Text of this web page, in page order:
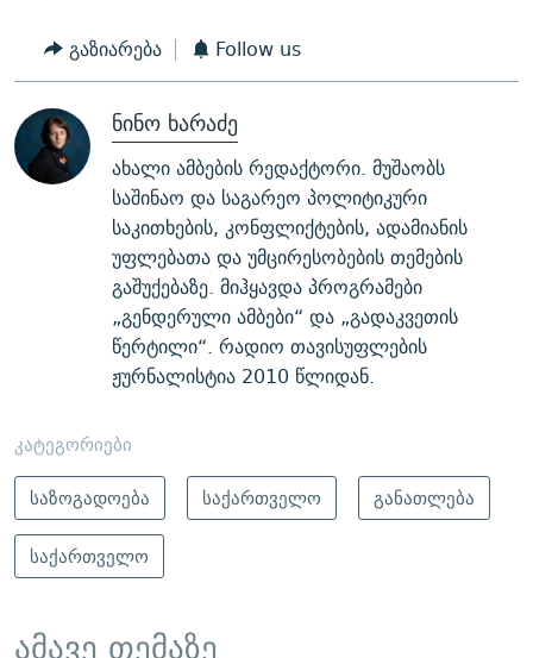
გაზიარება Follow us
ნინო ხარაძე
ახალი ამბების რედაქტორი. მუშაობს
საშინაო და საგარეო პოლიტიკური
საკითხების, კონფლიქტების, ადამიანის
უფლებათა და უმცირესობების თემების
გაშუქებაზე. მიჰყავდა პროგრამები
„გენდერული ამბები“ და „გადაკვეთის
წერტილი“. რადიო თავისუფლების
ჟურნალისტია 2010 წლიდან.
კატეგორიები
საზოგადოება
საქართველო
განათლება
საქართველო